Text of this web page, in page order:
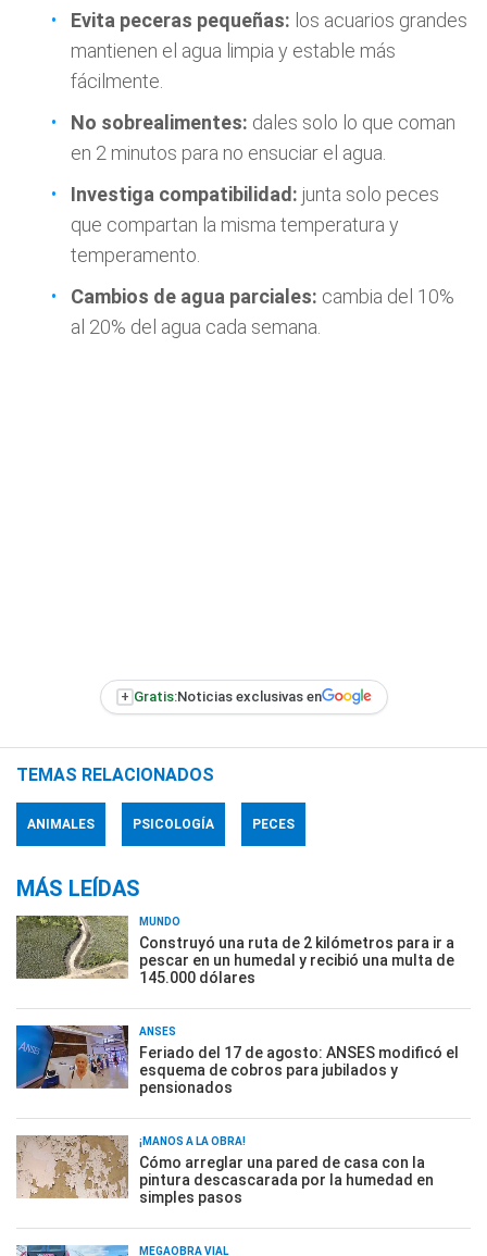
Evita peceras pequeñas: los acuarios grandes
mantienen el agua limpia y estable más
fácilmente.
No sobrealimentes: dales solo lo que coman
en 2 minutos para no ensuciar el agua.
Investiga compatibilidad: junta solo peces
que compartan la misma temperatura y
temperamento.
Cambios de agua parciales: cambia del 10%
al 20% del agua cada semana.
+ Gratis:Noticias exclusivas en
TEMAS RELACIONADOS
ANIMALES PSICOLOGÍA PECES
MÁS LEÍDAS
MUNDO
Construyó una ruta de 2 kilómetros para ir a
pescar en un humedal y recibió una multa de
145.000 dólares
ANSES
Feriado del 17 de agosto: ANSES modificó el
esquema de cobros para jubilados y
pensionados
¡MANOS A LA OBRA!
Cómo arreglar una pared de casa con la
pintura descascarada por la humedad en
simples pasos
MEGAOBRA VIAL